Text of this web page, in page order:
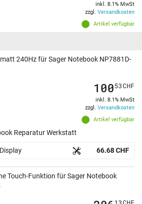
Artikel verfügbar
inkl. 8.1% MwSt
zzgl. Versandkosten
240Hz für Sager Notebook NP7881D-
Artikel verfügbar
10053CHF
inkl. 8.1% MwSt
zzgl. Versandkosten
Reparatur Werkstatt
66.68 CHF
Touch-Funktion für Sager Notebook
13CHF